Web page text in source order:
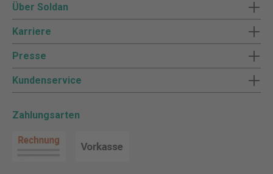
Über Soldan
Karriere
Presse
Kundenservice
Zahlungsarten